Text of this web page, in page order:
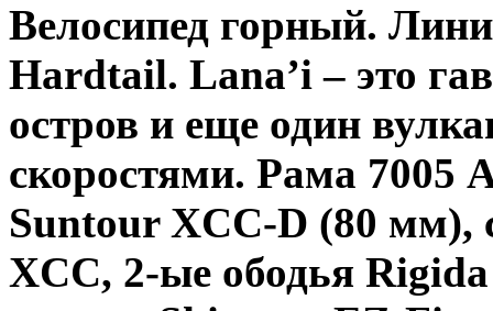
Велосипед горный.
Hardtail. Lana’i – это
остров и еще один
скоростями. Рама 7005
Suntour XCC-D (80 мм),
XCC, 2-ые ободья